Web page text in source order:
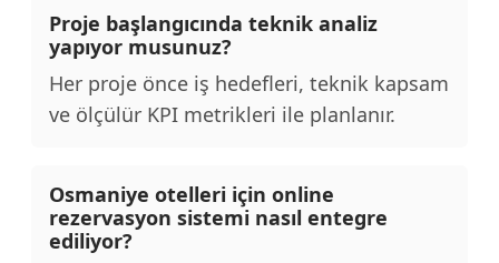
Proje başlangıcında teknik analiz
yapıyor musunuz?
Her proje önce iş hedefleri, teknik kapsam
ve ölçülür KPI metrikleri ile planlanır.
Osmaniye otelleri için online
rezervasyon sistemi nasıl entegre
ediliyor?